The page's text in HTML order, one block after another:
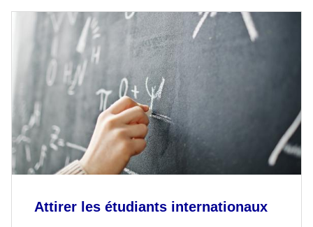
Attirer les étudiants internationaux